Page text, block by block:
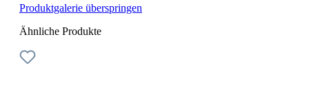
Produktgalerie überspringen
Ähnliche Produkte